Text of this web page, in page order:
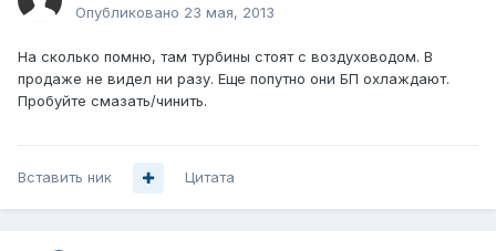
Опубликовано 23 мая, 2013
На сколько помню, там турбины стоят с воздуховодом. В
продаже не видел ни разу. Еще попутно они БП охлаждают.
Пробуйте смазать/чинить.
Вставить ник Цитата